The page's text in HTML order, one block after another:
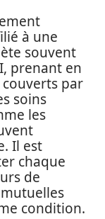
à une
souvent
prenant en
par
soins
les
Il est
chaque
de
condition.